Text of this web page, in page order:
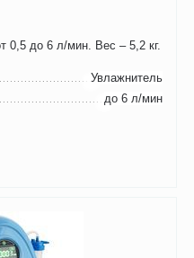
0,5 до 6 л/мин. Вес – 5,2 кг.
Увлажнитель
до 6 л/мин